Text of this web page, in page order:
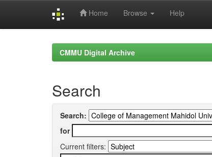
Home Browse Help
CMMU Digital Archive
Search
Search:
for
Current filters: